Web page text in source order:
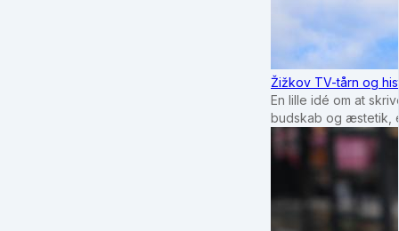
Žižkov TV-tårn og
En lille idé om at
budskab og æstetik,